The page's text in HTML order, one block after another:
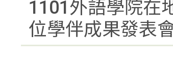
1101外語學院在
位學伴成果發表